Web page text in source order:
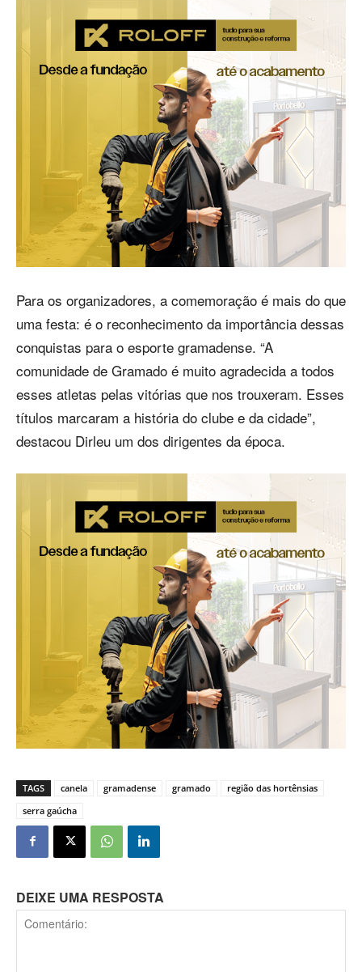
Para os organizadores, a comemoração é mais do que
uma festa: é o reconhecimento da importância dessas
conquistas para o esporte gramadense. “A
comunidade de Gramado é muito agradecida a todos
esses atletas pelas vitórias que nos trouxeram. Esses
títulos marcaram a história do clube e da cidade”,
destacou Dirleu um dos dirigentes da época.
TAGS canela gramadense gramado
região das hortênsias
serra gaúcha
DEIXE UMA RESPOSTA